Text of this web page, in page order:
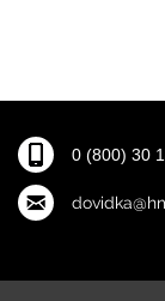
0 (800) 30